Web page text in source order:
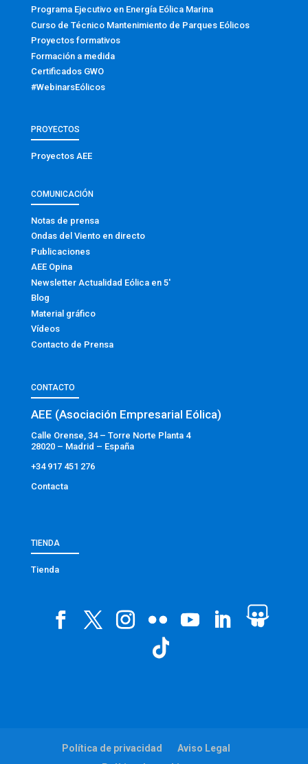
Programa Ejecutivo en Energía Eólica Marina
Curso de Técnico Mantenimiento de Parques Eólicos
Proyectos formativos
Formación a medida
Certificados GWO
#WebinarsEólicos
PROYECTOS
Proyectos AEE
COMUNICACIÓN
Notas de prensa
Ondas del Viento en directo
Publicaciones
AEE Opina
Newsletter Actualidad Eólica en 5′
Blog
Material gráfico
Vídeos
Contacto de Prensa
CONTACTO
AEE (Asociación Empresarial Eólica)
Calle Orense, 34 – Torre Norte Planta 4
28020 – Madrid – España
+34 917 451 276
Contacta
TIENDA
Tienda
Política de privacidad
Aviso Legal